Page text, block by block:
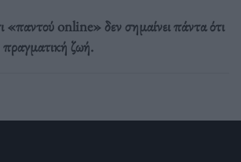
«παντού online» δεν σημαίνει πάντα ότι
πραγματική ζωή.